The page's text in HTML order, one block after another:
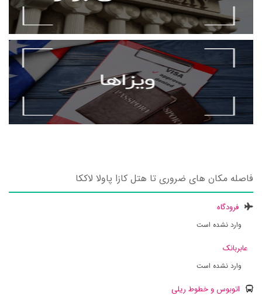
فاصله مکان های ضروری تا هتل کازا پاولا لاککا
فرودگاه
وارد نشده است
عابربانک
وارد نشده است
اتوبوس و خطوط ریلی